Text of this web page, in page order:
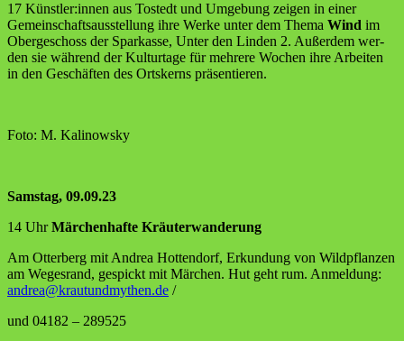
17 Künstler:innen aus Tostedt und Umge­bung zei­gen in einer
Gemein­schafts­aus­stel­lung ihre Wer­ke unter dem The­ma Wind im
Ober­ge­schoss der Spar­kas­se, Unter den Lin­den 2. Außer­dem wer­
den sie wäh­rend der Kul­tur­ta­ge für meh­re­re Wochen ihre Arbei­ten
in den Geschäf­ten des Orts­kerns präsentieren.
Foto: M. Kalinowsky
Sams­tag, 09.09.23
14 UhrMär­chen­haf­te Kräuterwanderung
Am Otter­berg mit Andrea Hot­ten­dorf, Erkun­dung von Wild­pflan­zen
am Weges­rand, gespickt mit Mär­chen. Hut geht rum. Anmel­dung:
andrea@krautundmythen.de /
und 04182 – 289525